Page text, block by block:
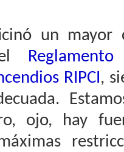
un mayor
RIPCI,
ojo, hay